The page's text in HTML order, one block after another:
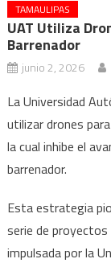
TAMAULIPAS
UAT Utiliza
Barrenador
junio 2, 2026
La Universidad
utilizar drones
la cual inhibe el
barrenador.
Esta estrategia
serie de
impulsada por la